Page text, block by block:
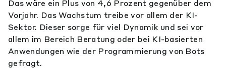
Das wäre ein Plus von 4,6 Prozent gegenüber dem
Vorjahr. Das Wachstum treibe vor allem der KI-
Sektor. Dieser sorge für viel Dynamik und sei vor
allem im Bereich Beratung oder bei KI-basierten
Anwendungen wie der Programmierung von Bots
gefragt.